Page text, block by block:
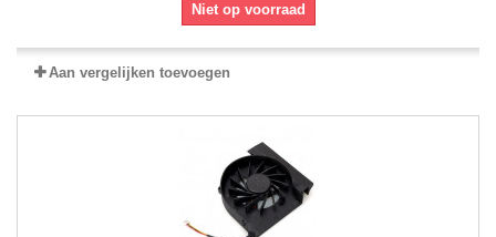
Niet op voorraad
Aan vergelijken toevoegen